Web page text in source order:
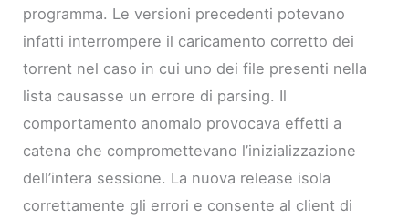
programma. Le versioni precedenti potevano
infatti interrompere il caricamento corretto dei
torrent nel caso in cui uno dei file presenti nella
lista causasse un errore di parsing. Il
comportamento anomalo provocava effetti a
catena che compromettevano l’inizializzazione
dell’intera sessione. La nuova release isola
correttamente gli errori e consente al client di